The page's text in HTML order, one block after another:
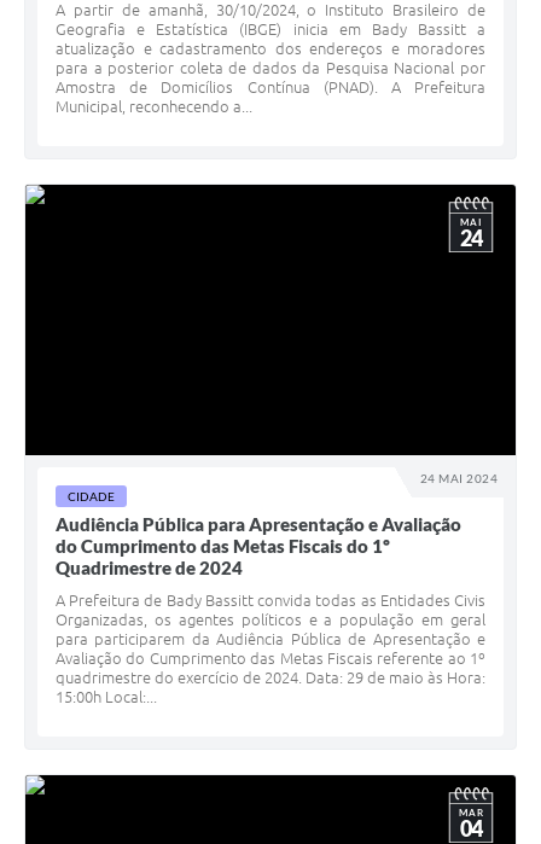
A partir de amanhã, 30/10/2024, o Instituto Brasileiro de
Geografia e Estatística (IBGE) inicia em Bady Bassitt a
atualização e cadastramento dos endereços e moradores
para a posterior coleta de dados da Pesquisa Nacional por
Amostra de Domicílios Contínua (PNAD). A Prefeitura
Municipal, reconhecendo a...
24 MAI 2024
MAI
24
CIDADE
Audiência Pública para Apresentação e Avaliação
do Cumprimento das Metas Fiscais do 1º
Quadrimestre de 2024
A Prefeitura de Bady Bassitt convida todas as Entidades Civis
Organizadas, os agentes políticos e a população em geral
para participarem da Audiência Pública de Apresentação e
Avaliação do Cumprimento das Metas Fiscais referente ao 1º
quadrimestre do exercício de 2024. Data: 29 de maio às Hora:
15:00h Local:...
MAR
04